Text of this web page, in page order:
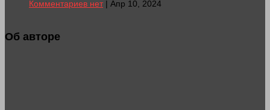
Комментариев нет| Апр 10, 2024
Об авторе